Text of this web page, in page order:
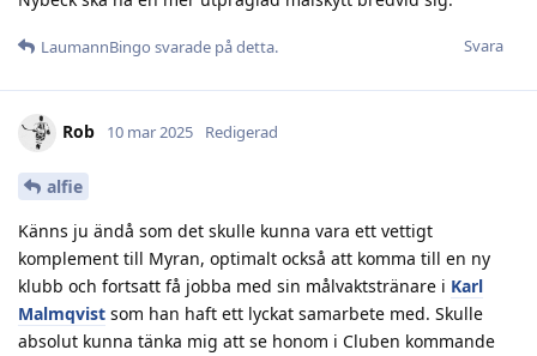
Svara
LaumannBingo svarade på detta.
Rob 10 mar 2025 Redigerad
alfie
Känns ju ändå som det skulle kunna vara ett vettigt
komplement till Myran, optimalt också att komma till en ny
klubb och fortsatt få jobba med sin målvaktstränare i Karl
Malmqvist som han haft ett lyckat samarbete med. Skulle
absolut kunna tänka mig att se honom i Cluben kommande